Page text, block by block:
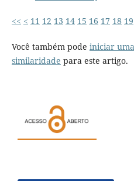
<< < 11 12 13 14 15 16 17 18 19
Você também pode iniciar
similaridade para este artigo.